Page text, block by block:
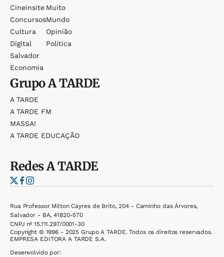
Cineinsite
Concursos
Cultura
Digital
Salvador
Economia
Muito
Mundo
Opinião
Política
GrupoA TARDE
A TARDE
A TARDE FM
MASSA!
A TARDE EDUCAÇÃO
RedesA TARDE
Rua Professor Milton Cayres de Brito, 204 - Caminho das Árvores,
Salvador - BA, 41820-570
CNPJ nº 15.111.297/0001-30
Copyright © 1996 - 2025 Grupo A TARDE. Todos os direitos reservados.
EMPRESA EDITORA A TARDE S.A.
Desenvolvido por: